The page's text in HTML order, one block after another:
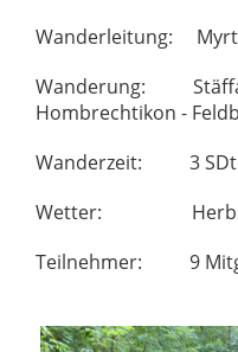
Wanderleitung:
Wanderung: Stäffa
Hombrechtikon -
Wanderzeit: 3
Wetter:
Teilnehmer: 9